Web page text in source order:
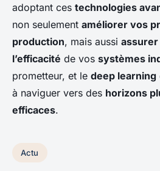
adoptant ces technologies
non seulement améliorer vos
production, mais aussi
l’efficacité de vos systèmes
prometteur, et le deep learning
à naviguer vers des horizons
efficaces.
Actu